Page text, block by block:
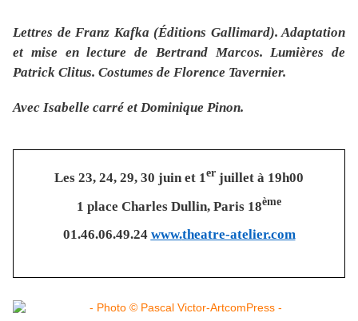
Lettres de Franz Kafka (Éditions Gallimard). Adaptation
et mise en lecture de Bertrand Marcos. Lumières de
Patrick Clitus. Costumes de Florence Tavernier.
Avec Isabelle carré et Dominique Pinon.
Les 23, 24, 29, 30 juin et 1er juillet à 19h00
1 place Charles Dullin, Paris 18ème
01.46.06.49.24 www.theatre-atelier.com